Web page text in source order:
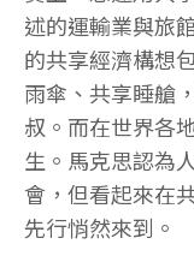
述的運輸業與旅
的共享經濟構想
雨傘、共享睡艙
叔。而在世界各
生。馬克思認為
會，但看起來在
先行悄然來到。